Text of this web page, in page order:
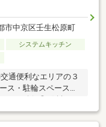
市中京区壬生松原町
システムキッチン
通便利なエリアの３
ス・駐輪スペースあ
な施設多数！・バス
生店まで徒歩７分